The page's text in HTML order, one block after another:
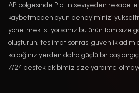
AP bölgesinde Platin seviyeden
kaybetmeden oyun deneyiminizi
yönetmek istiyorsanız bu ürün tam size
oluşturun; teslimat sonrası güvenlik
kaldığınız yerden daha güçlü bir
7/24 destek ekibimiz size yardımcı